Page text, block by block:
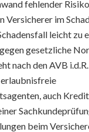
fehlender
Versicherer im
leicht zu
gesetzliche
nach den AVB
auch
beim